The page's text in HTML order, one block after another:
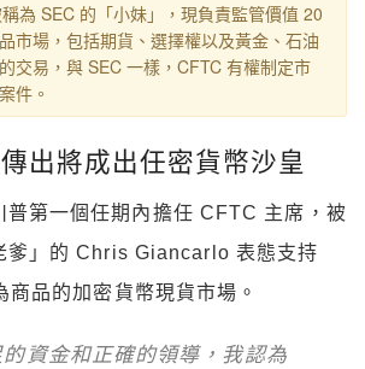
為 SEC 的「小妹」，現負責監管價值 20
市場，包括期貨、選擇權以及黃金、石油
交易，與 SEC 一樣，CFTC 有權制定市
件。
出將成出任密貨幣沙皇
普第一個任期內擔任 CFTC 主席，被
爹」的 Chris Giancarlo 表態支持
品的加密貨幣現貨市場。
資金和正確的領導，我認為